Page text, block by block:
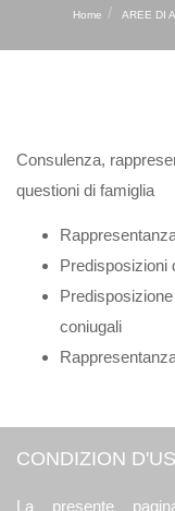
Home AREE DI
Consulenza,
questioni di famiglia
Predisposizioni
coniugali
CONDIZION
La presente